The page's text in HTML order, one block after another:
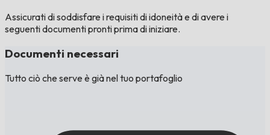
Assicurati di soddisfare i requisiti di idoneità e di avere i
seguenti documenti pronti prima di iniziare.
Documenti necessari
Tutto ciò che serve è già nel tuo portafoglio